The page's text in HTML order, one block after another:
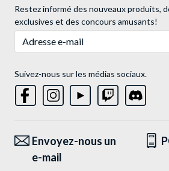
Restez informé des nouveaux produits,
exclusives et des concours amusants!
Suivez-nous sur les médias sociaux.
Envoyez-nous un
e-mail